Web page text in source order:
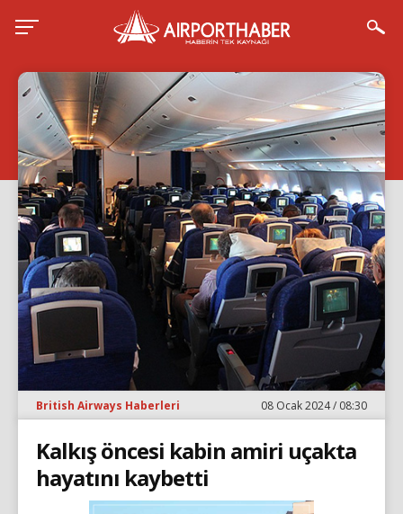
British Airways Haberleri 08 Ocak 2024 / 08:30
Kalkış öncesi kabin amiri uçakta
hayatını kaybetti